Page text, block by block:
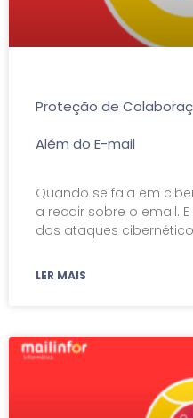
Proteção de
Além do E-mail
Quando se fala em
a recair sobre o email.
dos ataques
LER MAIS